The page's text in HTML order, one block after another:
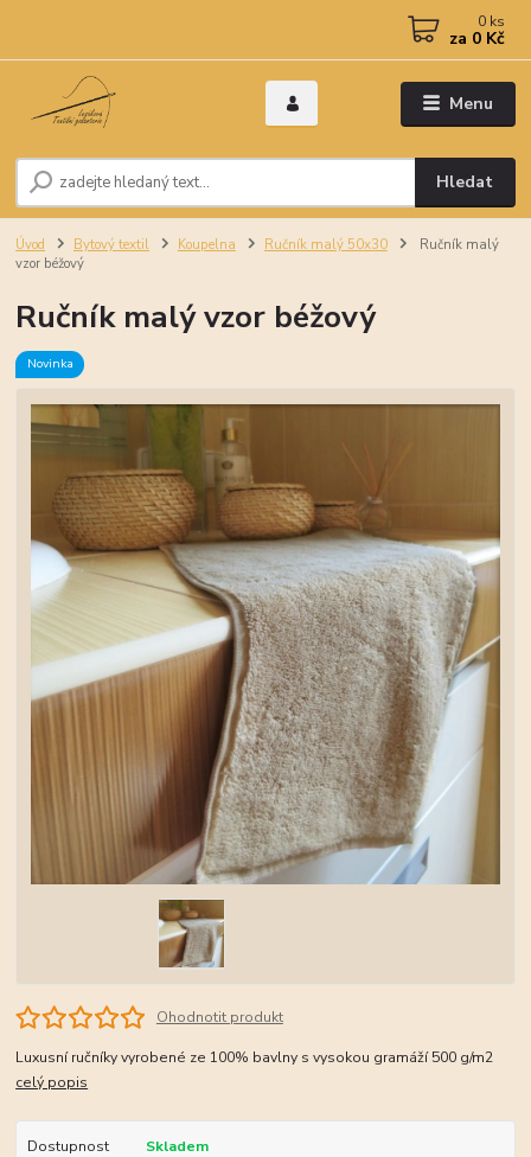
Menu
Hledat
0 ks
za 0 Kč
Úvod Bytový textil Koupelna Ručník malý 50x30
Ručník malý
vzor béžový
Ručník malý vzor béžový
Novinka
Ohodnotit produkt
Luxusní ručníky vyrobené ze 100% bavlny s vysokou gramáží 500 g/m2
celý popis
Dostupnost Skladem